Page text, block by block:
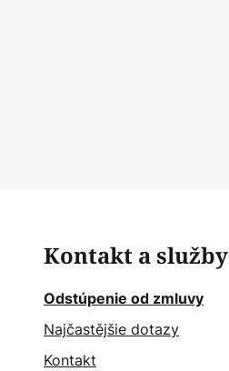
Kontakt a služby
Odstúpenie od zmluvy
Najčastějšie dotazy
Kontakt